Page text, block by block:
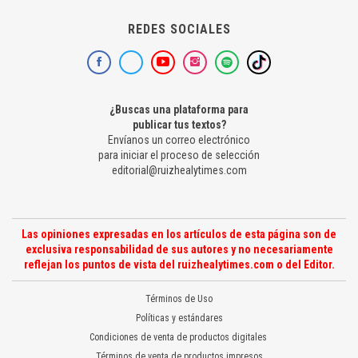
REDES SOCIALES
¿Buscas una plataforma para
publicar tus textos?
Envíanos un correo electrónico
para iniciar el proceso de selección
editorial@ruizhealytimes.com
Las opiniones expresadas en los artículos de esta página son de
exclusiva responsabilidad de sus autores y no necesariamente
reflejan los puntos de vista del ruizhealytimes.com o del Editor.
Términos de Uso
Políticas y estándares
Condiciones de venta de productos digitales